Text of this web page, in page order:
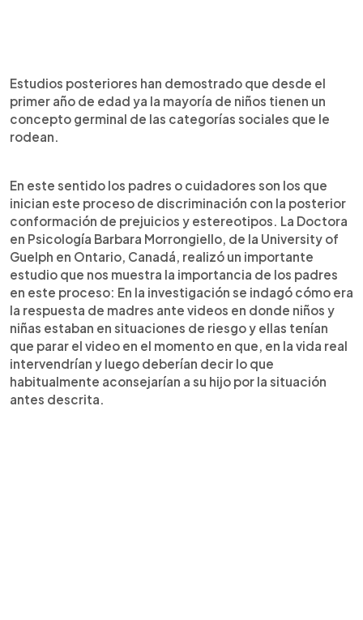
Estudios posteriores han demostrado que desde el
primer año de edad ya la mayoría de niños tienen un
concepto germinal de las categorías sociales que le
rodean.
En este sentido los padres o cuidadores son los que
inician este proceso de discriminación con la posterior
conformación de prejuicios y estereotipos. La Doctora
en Psicología Barbara Morrongiello, de la University of
Guelph en Ontario, Canadá, realizó un importante
estudio que nos muestra la importancia de los padres
en este proceso: En la investigación se indagó cómo era
la respuesta de madres ante videos en donde niños y
niñas estaban en situaciones de riesgo y ellas tenían
que parar el video en el momento en que, en la vida real
intervendrían y luego deberían decir lo que
habitualmente aconsejarían a su hijo por la situación
antes descrita.